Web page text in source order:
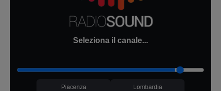
Seleziona il canale...
Piacenza Lombardia